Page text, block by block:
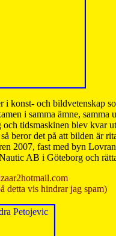
konst- och bildvetenskap
i samma ämne, samma
tidsmaskinen blev kvar
beror det på att bilden är
2007, fast med byn
AB i Göteborg och
detta vis hindrar jag spam)